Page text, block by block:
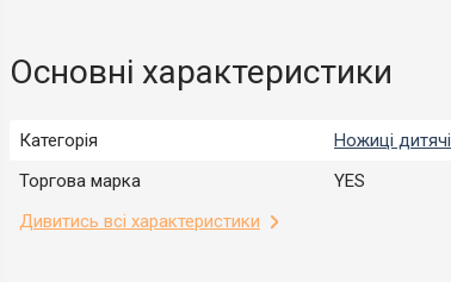
Основні характеристики
Категорія
Ножиці дитячі
Торгова марка
YES
Дивитись всі характеристики